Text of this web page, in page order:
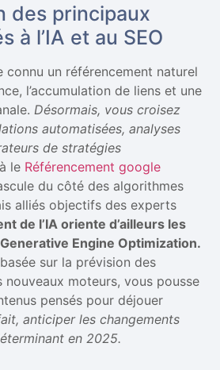
des principaux
à l’IA et au SEO
connu un référencement naturel
l’accumulation de liens et une
Désormais, vous croisez
automatisées, analyses
de stratégies
le Référencement google
du côté des algorithmes
alliés objectifs des experts
de l’IA oriente d’ailleurs les
Engine Optimization.
sur la prévision des
moteurs, vous pousse
pensés pour déjouer
anticiper les changements
en 2025.